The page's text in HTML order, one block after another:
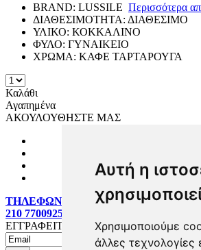
Αυτή η
Χρησιμοποιούμε
άλλες τεχνολογίες
BRAND: LUSSILE Περισσότερα
ΔΙΑΘΕΣΙΜΟΤΗΤΑ: ΔΙΑΘΕΣΙΜΟ
ΥΛΙΚΟ: ΚΟΚΚΑΛΙΝΟ
ΦΥΛΟ: ΓΥΝΑΙΚΕΙΟ
ΧΡΩΜΑ: ΚΑΦΕ ΤΑΡΤΑΡΟΥΓΑ
Καλάθι
Αγαπημένα
ΑΚΟΥΛΟΥΘΗΣΤΕ ΜΑΣ
ΤΗΛΕΦΩΝΙΚΕΣ ΠΑΡΑΓΓΕΛΙΕΣ:
210 7700925
ΕΓΓΡΑΦΕΙΤΕ MAILING LIST